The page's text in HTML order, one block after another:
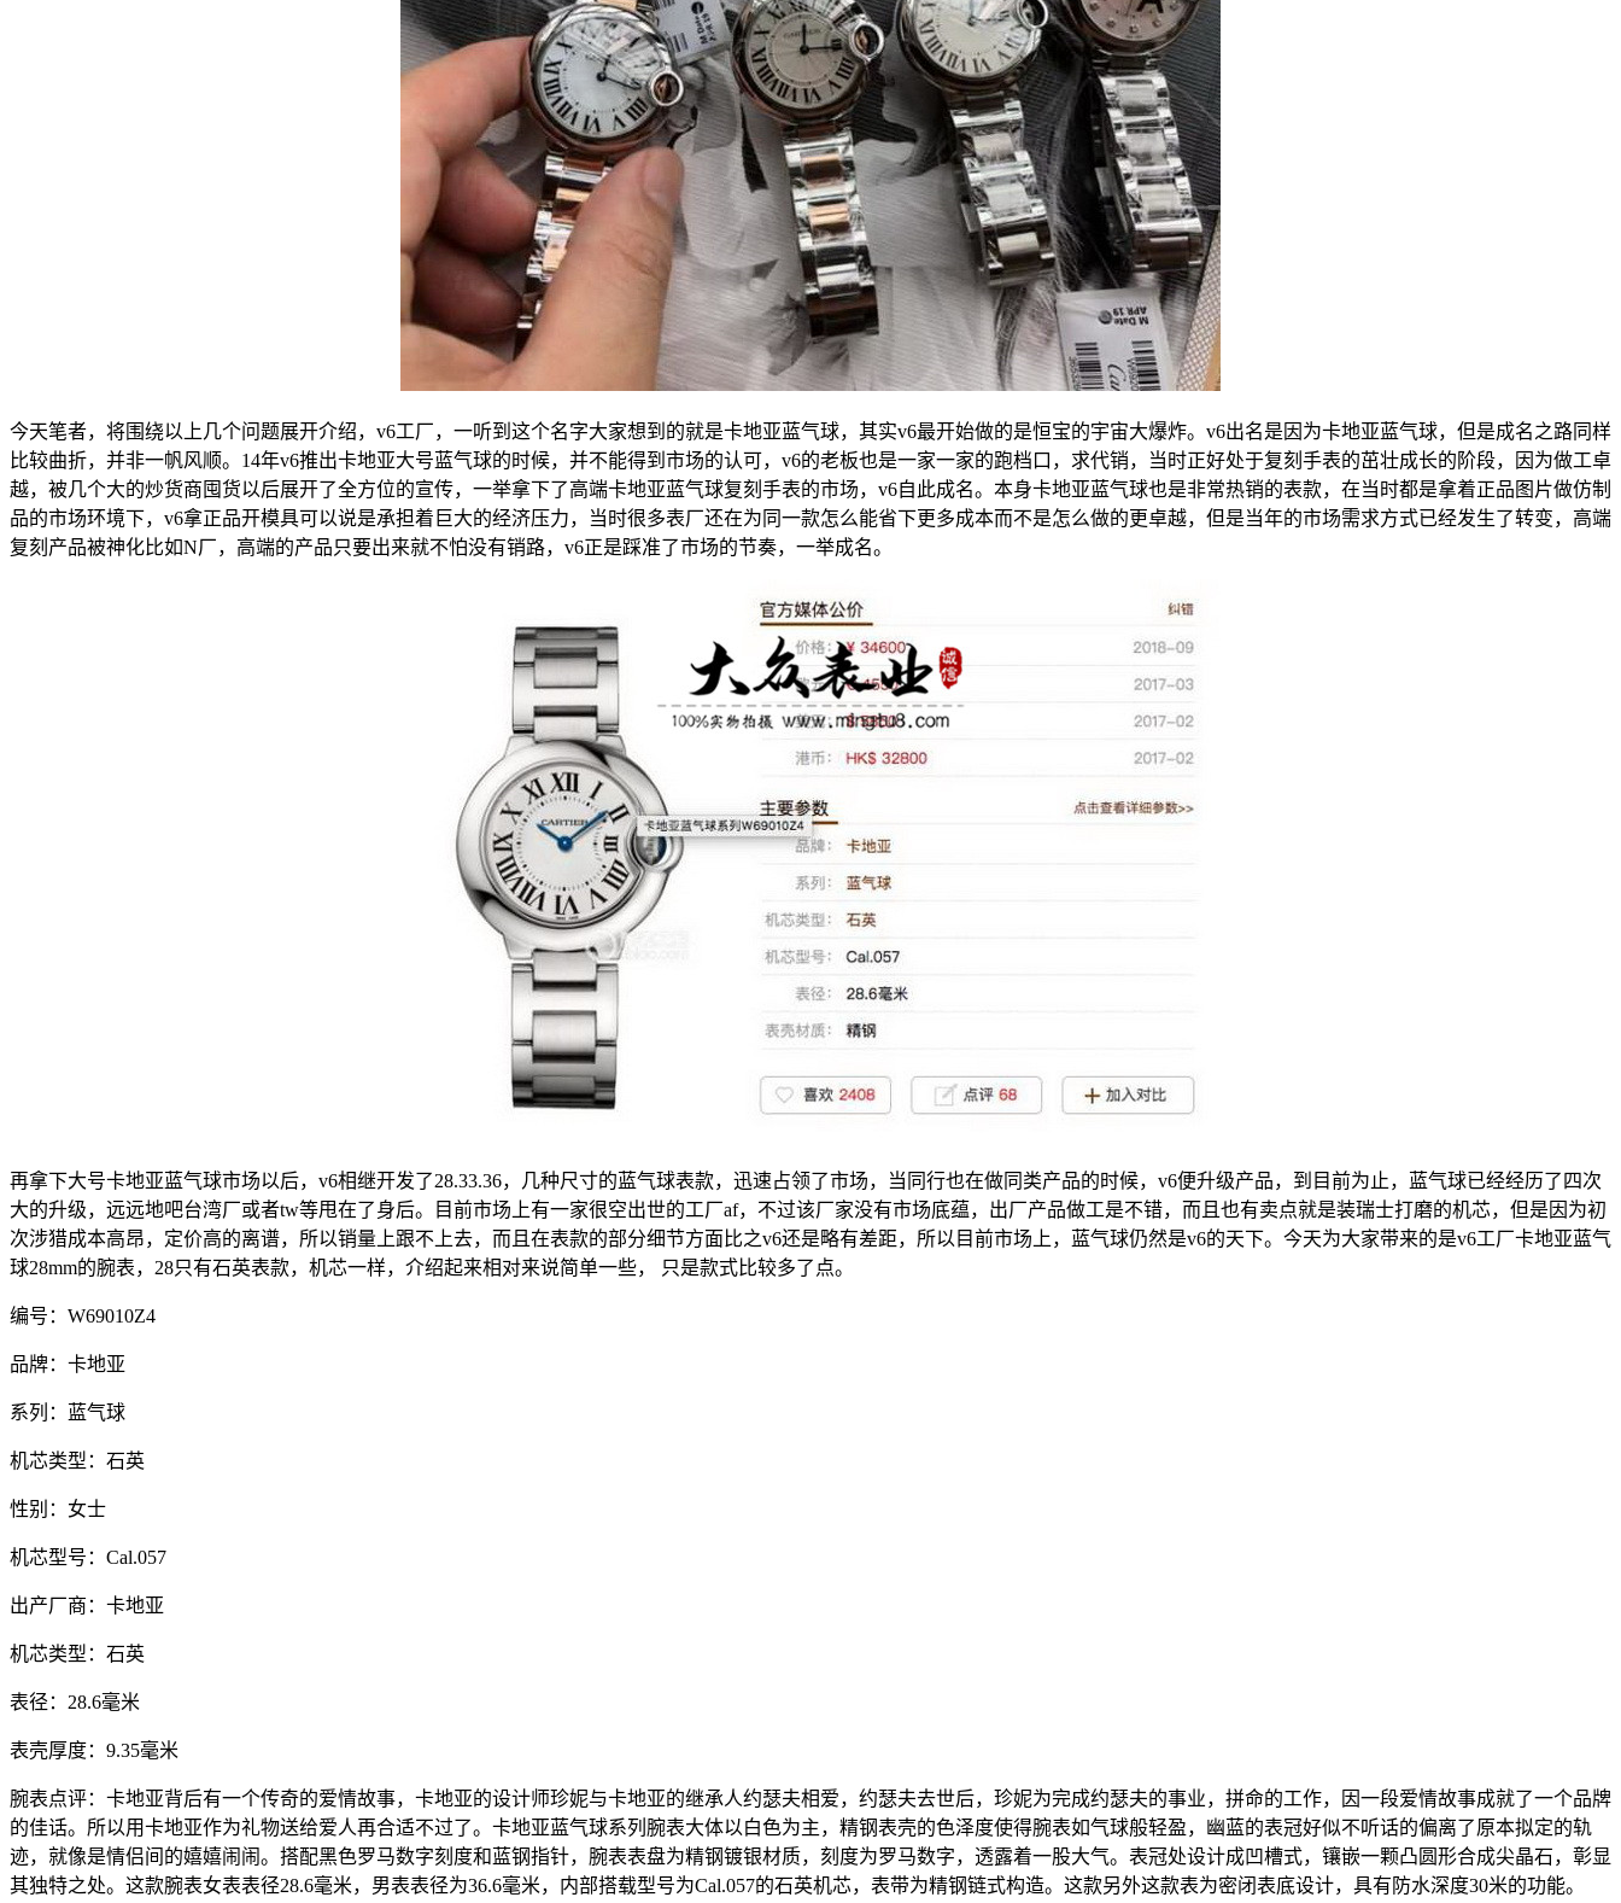
今天笔者，将围绕以上几个问题展开介绍，v6工厂，一听到这个名字大家想到的就是卡地亚蓝气球，其实v6最开始做的是恒宝的宇宙大爆炸。v6出名是因为卡地亚蓝气球，但是成名之路同样
比较曲折，并非一帆风顺。14年v6推出卡地亚大号蓝气球的时候，并不能得到市场的认可，v6的老板也是一家一家的跑档口，求代销，当时正好处于复刻手表的茁壮成长的阶段，因为做工卓
越，被几个大的炒货商囤货以后展开了全方位的宣传，一举拿下了高端卡地亚蓝气球复刻手表的市场，v6自此成名。本身卡地亚蓝气球也是非常热销的表款，在当时都是拿着正品图片做仿制
品的市场环境下，v6拿正品开模具可以说是承担着巨大的经济压力，当时很多表厂还在为同一款怎么能省下更多成本而不是怎么做的更卓越，但是当年的市场需求方式已经发生了转变，高端
复刻产品被神化比如N厂，高端的产品只要出来就不怕没有销路，v6正是踩准了市场的节奏，一举成名。
再拿下大号卡地亚蓝气球市场以后，v6相继开发了28.33.36，几种尺寸的蓝气球表款，迅速占领了市场，当同行也在做同类产品的时候，v6便升级产品，到目前为止，蓝气球已经经历了四次
大的升级，远远地吧台湾厂或者tw等甩在了身后。目前市场上有一家很空出世的工厂af，不过该厂家没有市场底蕴，出厂产品做工是不错，而且也有卖点就是装瑞士打磨的机芯，但是因为初
次涉猎成本高昂，定价高的离谱，所以销量上跟不上去，而且在表款的部分细节方面比之v6还是略有差距，所以目前市场上，蓝气球仍然是v6的天下。今天为大家带来的是v6工厂卡地亚蓝气
球28mm的腕表，28只有石英表款，机芯一样，介绍起来相对来说简单一些， 只是款式比较多了点。
编号：W69010Z4
品牌：卡地亚
系列：蓝气球
机芯类型：石英
性别：女士
机芯型号：Cal.057
出产厂商：卡地亚
机芯类型：石英
表径：28.6毫米
表壳厚度：9.35毫米
腕表点评：卡地亚背后有一个传奇的爱情故事，卡地亚的设计师珍妮与卡地亚的继承人约瑟夫相爱，约瑟夫去世后，珍妮为完成约瑟夫的事业，拼命的工作，因一段爱情故事成就了一个品牌
的佳话。所以用卡地亚作为礼物送给爱人再合适不过了。卡地亚蓝气球系列腕表大体以白色为主，精钢表壳的色泽度使得腕表如气球般轻盈，幽蓝的表冠好似不听话的偏离了原本拟定的轨
迹，就像是情侣间的嬉嬉闹闹。搭配黑色罗马数字刻度和蓝钢指针，腕表表盘为精钢镀银材质，刻度为罗马数字，透露着一股大气。表冠处设计成凹槽式，镶嵌一颗凸圆形合成尖晶石，彰显
其独特之处。这款腕表女表表径28.6毫米，男表表径为36.6毫米，内部搭载型号为Cal.057的石英机芯，表带为精钢链式构造。这款另外这款表为密闭表底设计，具有防水深度30米的功能。